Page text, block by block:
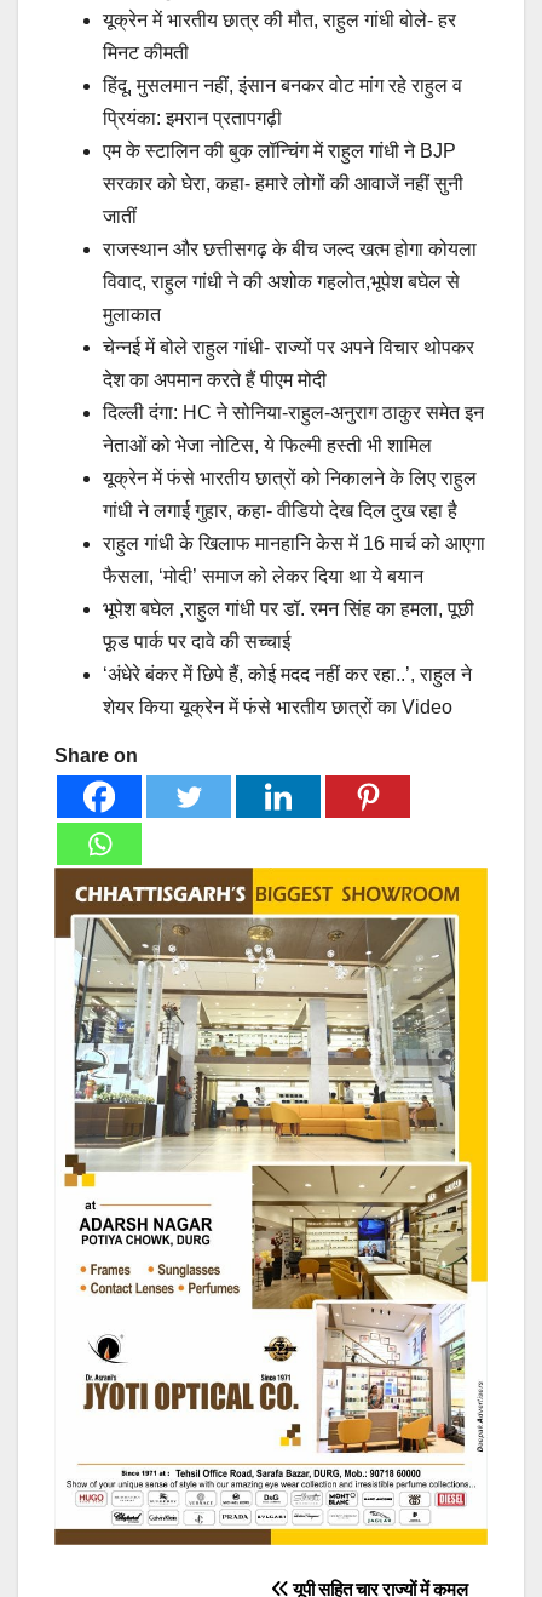
यूक्रेन में भारतीय छात्र की मौत, राहुल गांधी बोले- हर
मिनट कीमती
हिंदू, मुसलमान नहीं, इंसान बनकर वोट मांग रहे राहुल व
प्रियंका: इमरान प्रतापगढ़ी
एम के स्टालिन की बुक लॉन्चिंग में राहुल गांधी ने BJP
सरकार को घेरा, कहा- हमारे लोगों की आवाजें नहीं सुनी
जातीं
राजस्थान और छत्तीसगढ़ के बीच जल्द खत्म होगा कोयला
विवाद, राहुल गांधी ने की अशोक गहलोत,भूपेश बघेल से
मुलाकात
चेन्नई में बोले राहुल गांधी- राज्यों पर अपने विचार थोपकर
देश का अपमान करते हैं पीएम मोदी
दिल्ली दंगा: HC ने सोनिया-राहुल-अनुराग ठाकुर समेत इन
नेताओं को भेजा नोटिस, ये फिल्मी हस्ती भी शामिल
यूक्रेन में फंसे भारतीय छात्रों को निकालने के लिए राहुल
गांधी ने लगाई गुहार, कहा- वीडियो देख दिल दुख रहा है
राहुल गांधी के खिलाफ मानहानि केस में 16 मार्च को आएगा
फैसला, ‘मोदी’ समाज को लेकर दिया था ये बयान
भूपेश बघेल ,राहुल गांधी पर डॉ. रमन सिंह का हमला, पूछी
फूड पार्क पर दावे की सच्चाई
‘अंधेरे बंकर में छिपे हैं, कोई मदद नहीं कर रहा..’, राहुल ने
शेयर किया यूक्रेन में फंसे भारतीय छात्रों का Video
Share on
यूपी सहित चार राज्यों में कमल